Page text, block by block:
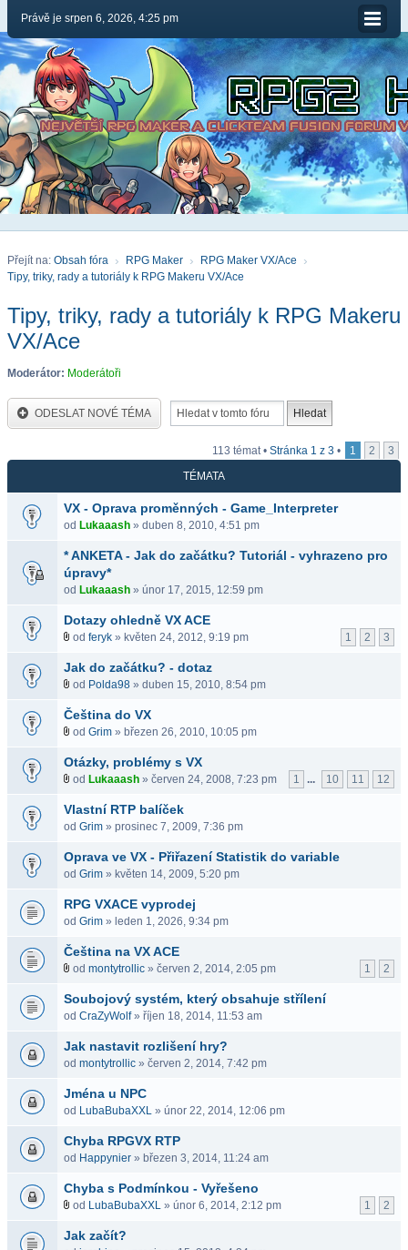
Právě je srpen 6, 2026, 4:25 pm
Přejít na: Obsah fóra RPG Maker
RPG Maker VX/Ace
Tipy, triky, rady a tutoriály k RPG Makeru VX/Ace
Tipy, triky, rady a tutoriály k RPG Makeru
VX/Ace
Moderátor: Moderátoři
ODESLAT NOVÉ TÉMA
113 témat • Stránka 1 z 3 • 1 2
3
TÉMATA
VX - Oprava proměnných - Game_Interpreter
od Lukaaash » duben 8, 2010, 4:51 pm
* ANKETA - Jak do začátku? Tutoriál - vyhrazeno pro
úpravy*
od Lukaaash » únor 17, 2015, 12:59 pm
Dotazy ohledně VX ACE
1 2 3
od feryk » květen 24, 2012, 9:19 pm
Jak do začátku? - dotaz
od Polda98 » duben 15, 2010, 8:54 pm
Čeština do VX
od Grim » březen 26, 2010, 10:05 pm
Otázky, problémy s VX
1 ... 10 11 12
od Lukaaash » červen 24, 2008, 7:23 pm
Vlastní RTP balíček
od Grim » prosinec 7, 2009, 7:36 pm
Oprava ve VX - Přiřazení Statistik do variable
od Grim » květen 14, 2009, 5:20 pm
RPG VXACE vyprodej
od Grim » leden 1, 2026, 9:34 pm
Čeština na VX ACE
1 2
od montytrollic » červen 2, 2014, 2:05 pm
Soubojový systém, který obsahuje střílení
od CraZyWolf» říjen 18, 2014, 11:53 am
Jak nastavit rozlišení hry?
od montytrollic » červen 2, 2014, 7:42 pm
Jména u NPC
od LubaBubaXXL » únor 22, 2014, 12:06 pm
Chyba RPGVX RTP
od Happynier » březen 3, 2014, 11:24 am
Chyba s Podmínkou - Vyřešeno
1 2
od LubaBubaXXL » únor 6, 2014, 2:12 pm
Jak začít?